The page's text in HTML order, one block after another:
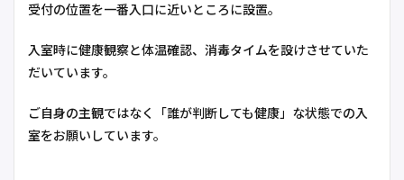
受付の位置を一番入口に近いところに設置。
入室時に健康観察と体温確認、消毒タイムを設けさせていた
だいています。
ご自身の主観ではなく「誰が判断しても健康」な状態での入
室をお願いしています。